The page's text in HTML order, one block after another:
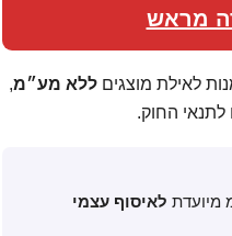
כדי לשפר את החוויה
מראש
מוצגיםללא מע״מ,
החוק.
לאיסוף עצמי